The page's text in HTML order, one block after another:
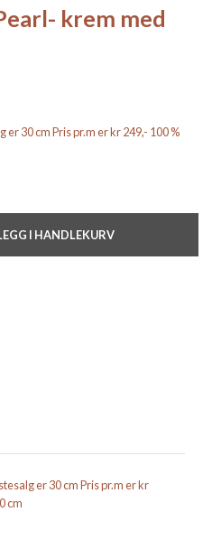
krem med
30 cm Pris pr.m er kr 249,- 100 %
I HANDLEKURV
er 30 cm Pris pr.m er kr
cm